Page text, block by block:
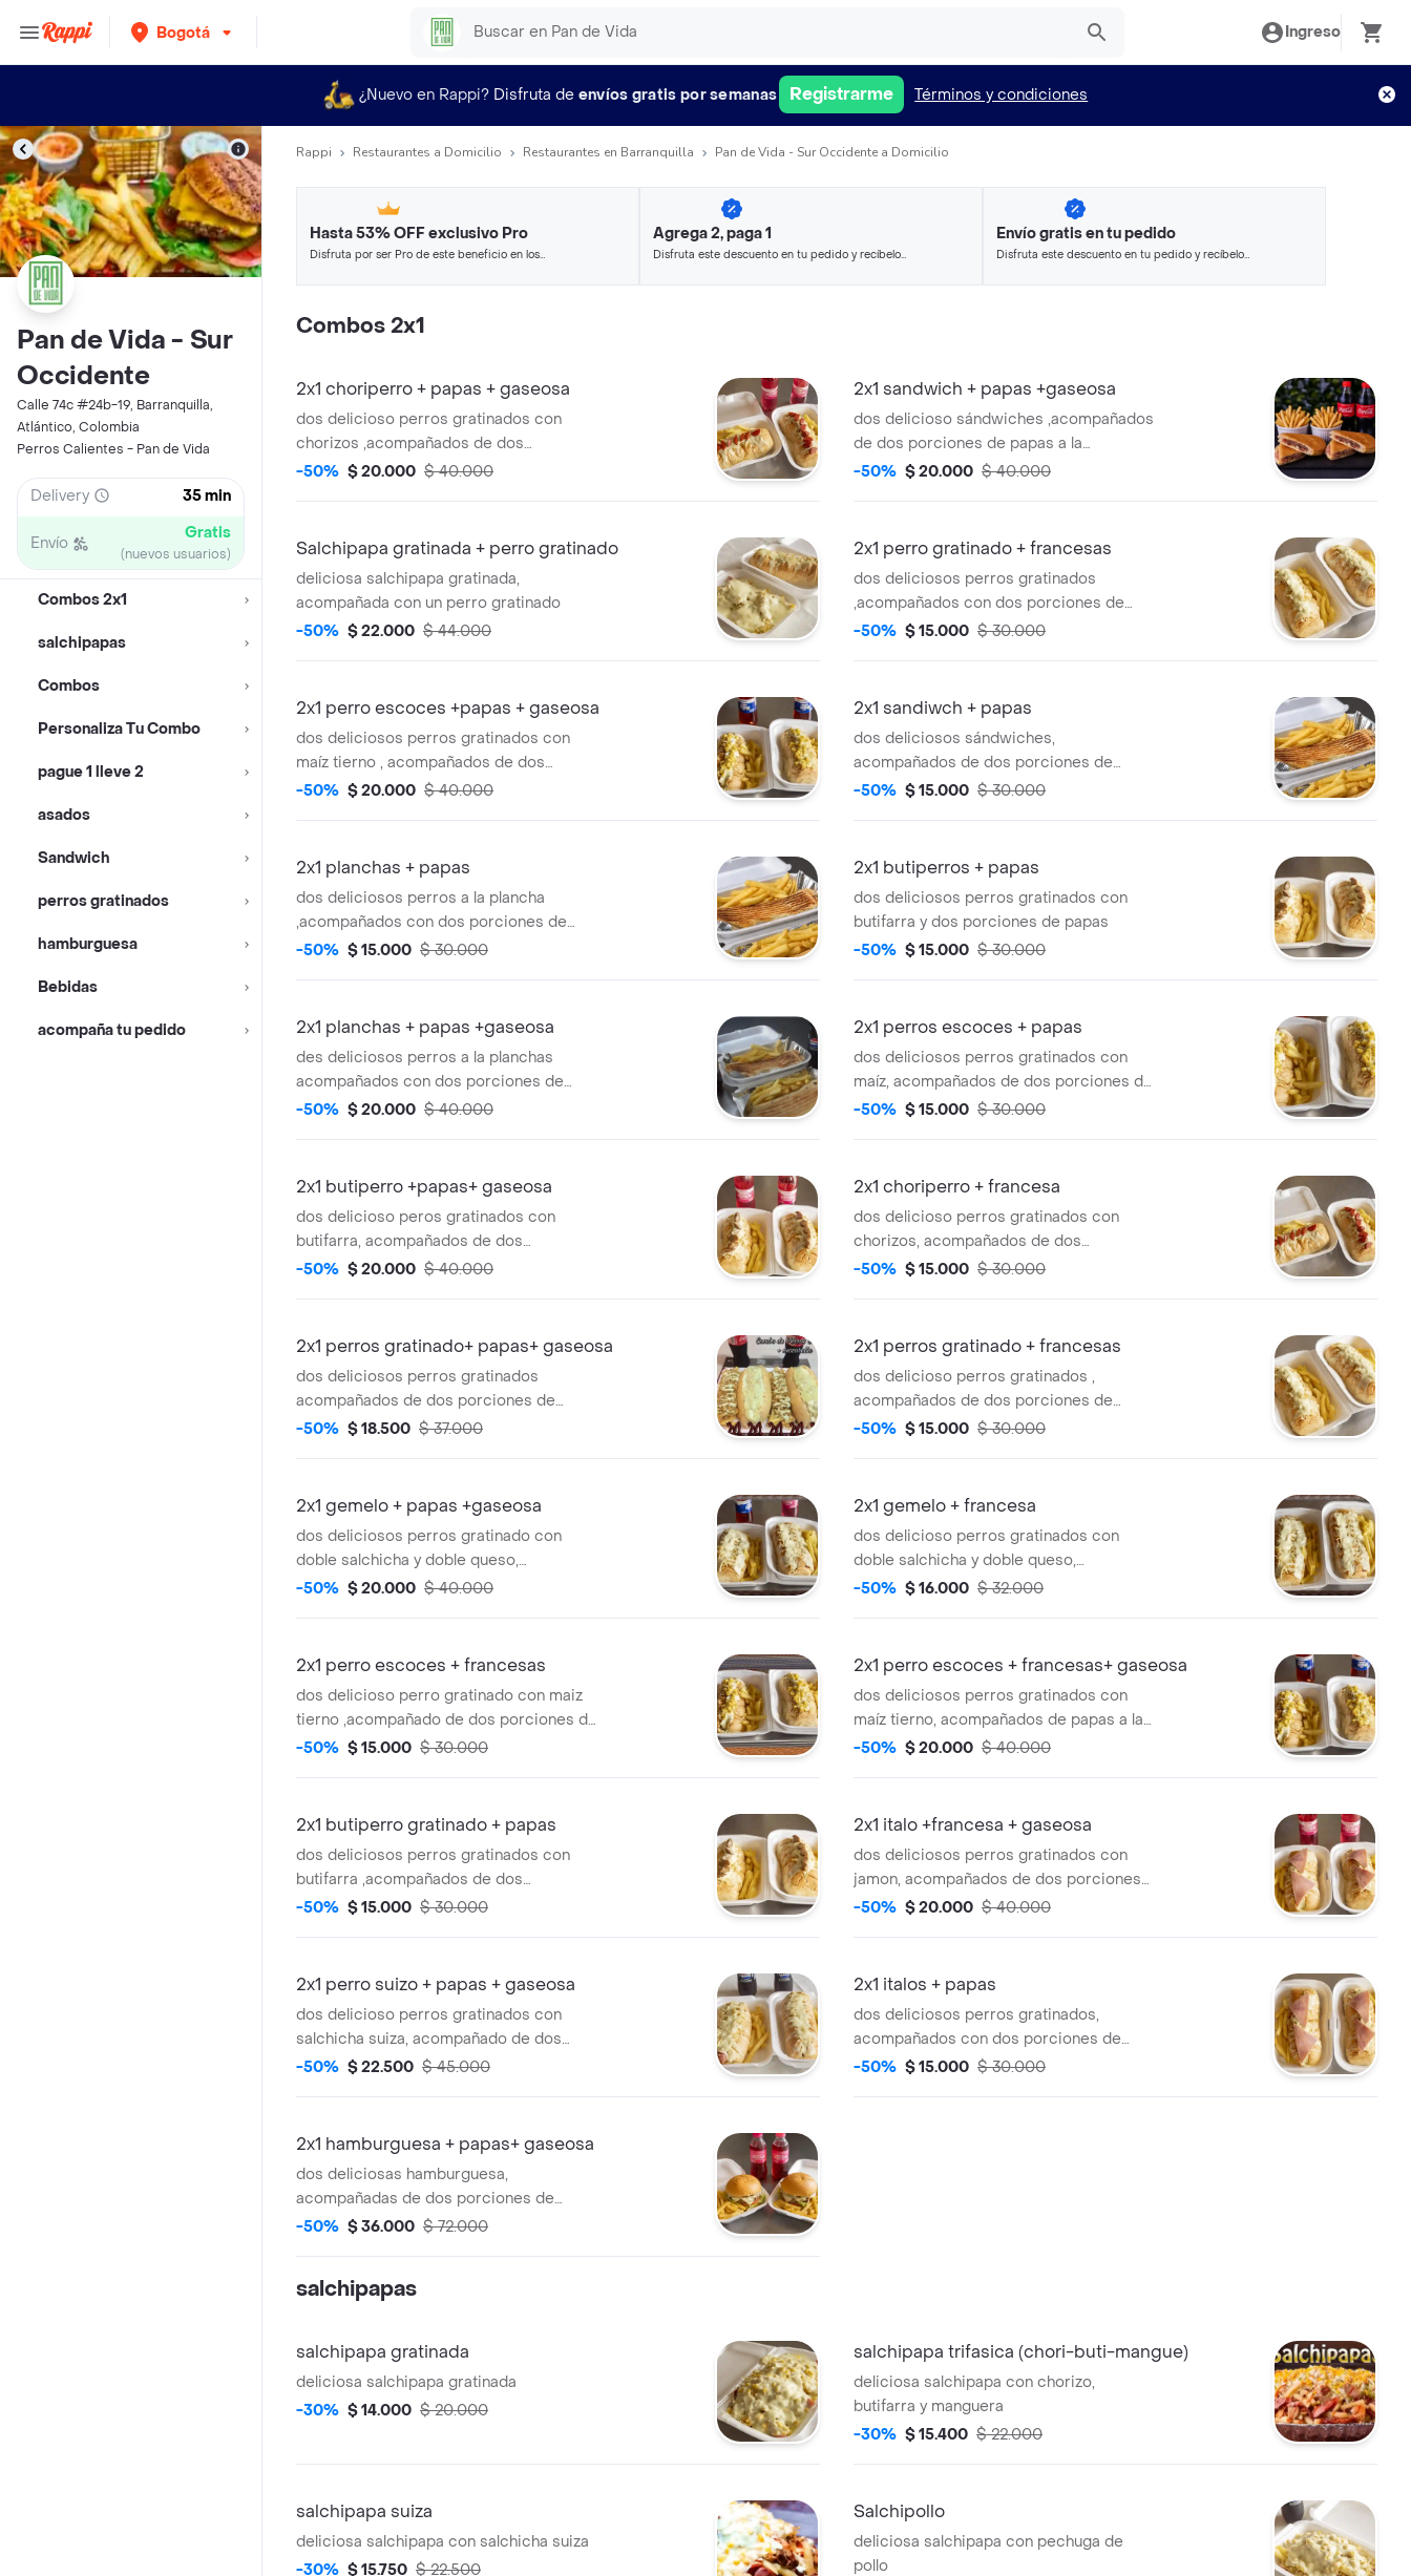
Bogotá Ingreso
¿Nuevo en Rappi? Disfruta de envíos gratis por semanas Registrarme Términos y condiciones
Pan de Vida - Sur
Occidente
Calle 74c #24b-19, Barranquilla,
Atlántico, Colombia
Perros Calientes - Pan de Vida
Delivery 35 min
Envío Gratis
(nuevos usuarios)
Combos 2x1
salchipapas
Combos
Personaliza Tu Combo
pague 1 lleve 2
asados
Sandwich
perros gratinados
hamburguesa
Bebidas
acompaña tu pedido
Rappi Restaurantes a Domicilio Restaurantes en Barranquilla Pan de Vida - Sur Occidente a Domicilio
Hasta 53% OFF exclusivo Pro
Disfruta por ser Pro de este beneficio en los
Agrega 2, paga 1
Disfruta este descuento en tu pedido y recíbelo
Envío gratis en tu pedido
Disfruta este descuento en tu pedido y recíbelo
Combos 2x1
2x1 choriperro + papas + gaseosa
dos delicioso perros gratinados con
chorizos ,acompañados de dos
porciones de papas a la francesas y dos
-50% $ 20.000 $ 40.000
2x1 sandwich + papas +gaseosa
dos delicioso sándwiches ,acompañados
de dos porciones de papas a la
francesas y dos gaseosas
-50% $ 20.000 $ 40.000
Salchipapa gratinada + perro gratinado
deliciosa salchipapa gratinada,
acompañada con un perro gratinado
-50% $ 22.000 $ 44.000
2x1 perro gratinado + francesas
dos deliciosos perros gratinados
,acompañados con dos porciones de
papas
-50% $ 15.000 $ 30.000
2x1 perro escoces +papas + gaseosa
dos deliciosos perros gratinados con
maíz tierno , acompañados de dos
porciones de papas a la francesas y dos
-50% $ 20.000 $ 40.000
2x1 sandiwch + papas
dos deliciosos sándwiches,
acompañados de dos porciones de
papas a la francesas
-50% $ 15.000 $ 30.000
2x1 planchas + papas
dos deliciosos perros a la plancha
,acompañados con dos porciones de
papas
-50% $ 15.000 $ 30.000
2x1 butiperros + papas
dos deliciosos perros gratinados con
butifarra y dos porciones de papas
-50% $ 15.000 $ 30.000
2x1 planchas + papas +gaseosa
des deliciosos perros a la planchas
acompañados con dos porciones de
papas a la francesas y dos gaseosas
-50% $ 20.000 $ 40.000
2x1 perros escoces + papas
dos deliciosos perros gratinados con
maíz, acompañados de dos porciones de
papas a la francesas
-50% $ 15.000 $ 30.000
2x1 butiperro +papas+ gaseosa
dos delicioso peros gratinados con
butifarra, acompañados de dos
porciones de papas a la francesas y dos
-50% $ 20.000 $ 40.000
2x1 choriperro + francesa
dos delicioso perros gratinados con
chorizos, acompañados de dos
porciones de papas a la francesas
-50% $ 15.000 $ 30.000
2x1 perros gratinado+ papas+ gaseosa
dos deliciosos perros gratinados
acompañados de dos porciones de
papas a la francesa y dos gaseosas
-50% $ 18.500 $ 37.000
2x1 perros gratinado + francesas
dos delicioso perros gratinados ,
acompañados de dos porciones de
papas a la francesas
-50% $ 15.000 $ 30.000
2x1 gemelo + papas +gaseosa
dos deliciosos perros gratinado con
doble salchicha y doble queso,
acompañados de dos porciones de
-50% $ 20.000 $ 40.000
2x1 gemelo + francesa
dos delicioso perros gratinados con
doble salchicha y doble queso,
acompañados de dos porciones de
-50% $ 16.000 $ 32.000
2x1 perro escoces + francesas
dos delicioso perro gratinado con maiz
tierno ,acompañado de dos porciones de
papas a la francesas
-50% $ 15.000 $ 30.000
2x1 perro escoces + francesas+ gaseosa
dos deliciosos perros gratinados con
maíz tierno, acompañados de papas a la
francesas y dos gaseosas
-50% $ 20.000 $ 40.000
2x1 butiperro gratinado + papas
dos deliciosos perros gratinados con
butifarra ,acompañados de dos
porciones de papas a la francesas
-50% $ 15.000 $ 30.000
2x1 italo +francesa + gaseosa
dos deliciosos perros gratinados con
jamon, acompañados de dos porciones
de papas a la francesas y dos gaseosas
-50% $ 20.000 $ 40.000
2x1 perro suizo + papas + gaseosa
dos delicioso perros gratinados con
salchicha suiza, acompañado de dos
porciones de papas a la francesas y dos
-50% $ 22.500 $ 45.000
2x1 italos + papas
dos deliciosos perros gratinados,
acompañados con dos porciones de
papas
-50% $ 15.000 $ 30.000
2x1 hamburguesa + papas+ gaseosa
dos deliciosas hamburguesa,
acompañadas de dos porciones de
papas y dos gaseosa
-50% $ 36.000 $ 72.000
salchipapas
salchipapa gratinada
deliciosa salchipapa gratinada
-30% $ 14.000 $ 20.000
salchipapa trifasica (chori-buti-mangue)
deliciosa salchipapa con chorizo,
butifarra y manguera
-30% $ 15.400 $ 22.000
salchipapa suiza
deliciosa salchipapa con salchicha suiza
-30% $ 15.750 $ 22.500
Salchipollo
deliciosa salchipapa con pechuga de
pollo